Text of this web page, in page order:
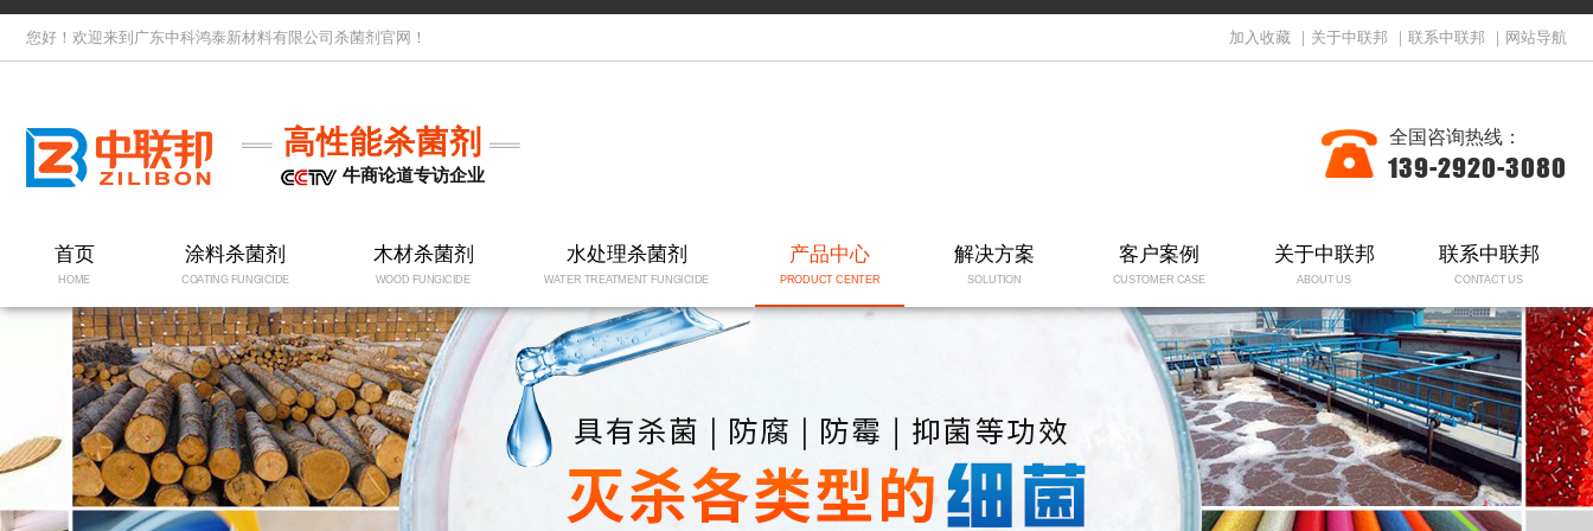
您好！欢迎来到广东中科鸿泰新材料有限公司杀菌剂官网！ 加入收藏 关于中联邦 联系中联邦 网站导航
高性能杀菌剂
牛商论道专访企业
全国咨询热线：
139-2920-3080
首页
HOME
涂料杀菌剂
COATING FUNGICIDE
木材杀菌剂
WOOD FUNGICIDE
水处理杀菌剂
WATER TREATMENT FUNGICIDE
产品中心
PRODUCT CENTER
解决方案
SOLUTION
客户案例
CUSTOMER CASE
关于中联邦
ABOUT US
联系中联邦
CONTACT US